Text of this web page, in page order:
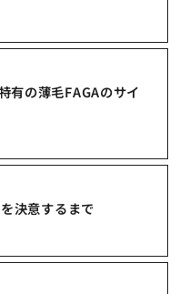
有の薄毛FAGAのサイ
決意するまで